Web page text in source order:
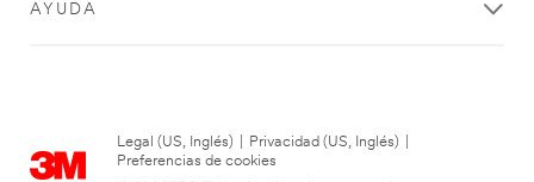
AYUDA
Legal (US, Inglés) Privacidad (US, Inglés)
Preferencias de cookies